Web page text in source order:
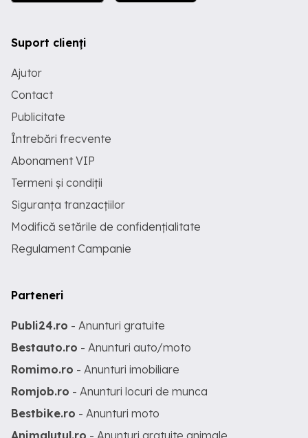
Suport clienți
Ajutor
Contact
Publicitate
Întrebări frecvente
Abonament VIP
Termeni și condiții
Siguranța tranzacțiilor
Modifică setările de confidențialitate
Regulament Campanie
Parteneri
Publi24.ro - Anunturi gratuite
Bestauto.ro - Anunturi auto/moto
Romimo.ro - Anunturi imobiliare
Romjob.ro - Anunturi locuri de munca
Bestbike.ro - Anunturi moto
Animalutul.ro - Anunturi gratuite animale